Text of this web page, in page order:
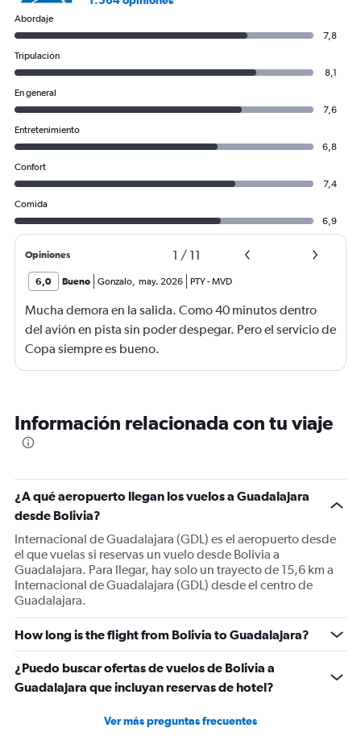
Abordaje
7,8
Tripulación
8,1
En general
7,6
Entretenimiento
6,8
Confort
7,4
Comida
6,9
Opiniones 1 / 11
6,0 Bueno Gonzalo, may. 2026 PTY-MVD
Mucha demora en la salida. Como 40 minutos dentro
del avión en pista sin poder despegar. Pero el servicio de
Copa siempre es bueno.
Información relacionada con tu viaje
¿A qué aeropuerto llegan los vuelos a Guadalajara
desde Bolivia?
Internacional de Guadalajara (GDL) es el aeropuerto desde
el que vuelas si reservas un vuelo desde Bolivia a
Guadalajara. Para llegar, hay solo un trayecto de 15,6 km a
Internacional de Guadalajara (GDL) desde el centro de
Guadalajara.
How long is the flight from Bolivia to Guadalajara?
¿Puedo buscar ofertas de vuelos de Bolivia a
Guadalajara que incluyan reservas de hotel?
Ver más preguntas frecuentes